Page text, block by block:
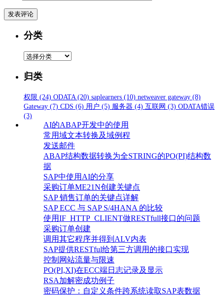
分类
分
归类
权限 (24) ODATA (20) saplearners (10) netweaver gateway (8)
Gateway (7) CDS (6) 用户 (5) 服务器 (4) 互联网 (3) ODATA错误
(3)
AI的ABAP开发中的使用
常用域文本转换及域例程
发送邮件
ABAP结构数据转换为全STRING的PO(PI)结构数
据
SAP中使用AI的分享
采购订单ME21N创建关键点
SAP 销售订单的关键点详解
SAP ECC 与 SAP S/4HANA 的比较
使用IF_HTTP_CLIENT做RESTfull接口的问题
采购订单创建
调用其它程序并得到ALV内表
SAP提供RESTful给第三方调用的接口实现
控制网站流量与限速
PO(PI,XI)在ECC端日志记录及显示
RSA加解密成功例子
密码保护：自定义条件跨系统读取SAP表数据